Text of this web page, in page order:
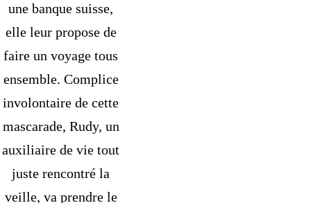
une banque suisse,
elle leur propose de
faire un voyage tous
ensemble. Complice
involontaire de cette
mascarade, Rudy, un
auxiliaire de vie tout
juste rencontré la
veille, va prendre le